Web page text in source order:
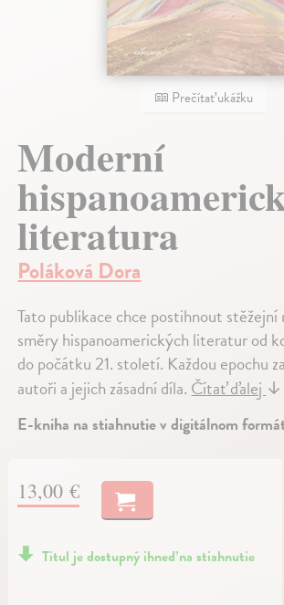
Prečítať ukážku
Moderní
literatura
Poláková Dora
Tato publikace chce postihnout
směry hispanoamerických literatur od
do počátku 21. století. Každou epochu
autoři a jejich zásadní díla.Čítať ďalej↓
E-kniha na stiahnutie v digitálnom
13,00 €
Titul je dostupný ihneď na stiahnutie